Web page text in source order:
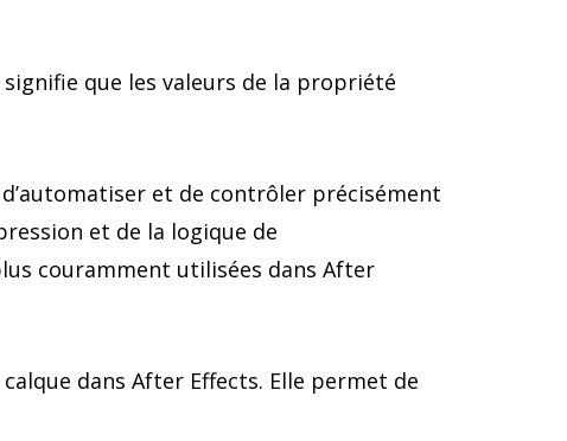
que les valeurs de la propriété
et de contrôler précisément
et de la logique de
couramment utilisées dans After
dans After Effects. Elle permet de